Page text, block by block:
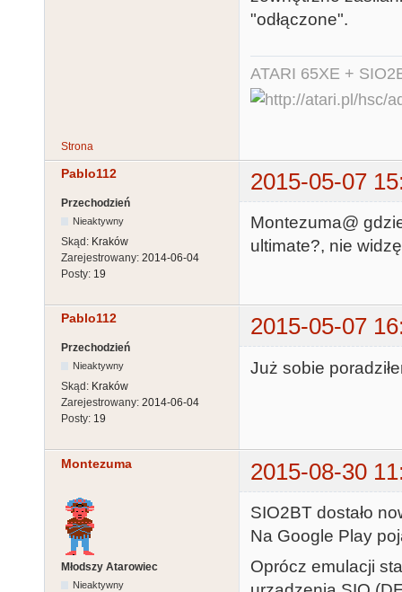
"odłączone".
ATARI 65XE +
Strona
Pablo112 2015-05-07
Przechodzień
Nieaktywny
Skąd: Kraków
Zarejestrowany: 2014-06-04
Posty: 19
Montezuma@
ultimate?, nie
Pablo112 2015-05-07
Przechodzień
Nieaktywny
Skąd: Kraków
Zarejestrowany: 2014-06-04
Posty: 19
Już sobie
Montezuma 2015-08-30
Młodszy Atarowiec
Nieaktywny
SIO2BT dostało
Na Google Play
Oprócz emulacji